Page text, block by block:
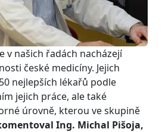
v našich řadách nacházejí
české medicíny. Jejich
nejlepších lékařů podle
jejich práce, ale také
úrovně, kterou ve skupině
Ing. Michal Pišoja,